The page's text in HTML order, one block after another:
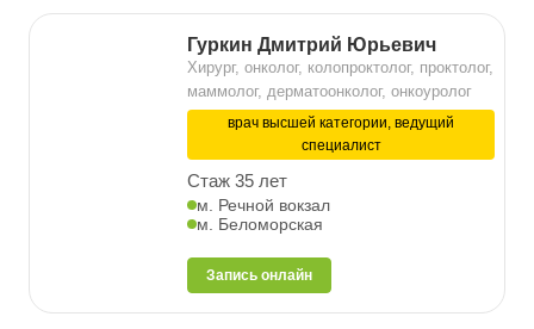
Гуркин Дмитрий Юрьевич
Хирург, онколог, колопроктолог, проктолог,
маммолог, дерматоонколог, онкоуролог
врач высшей категории, ведущий
специалист
Стаж 35 лет
м. Речной вокзал
м. Беломорская
Запись онлайн